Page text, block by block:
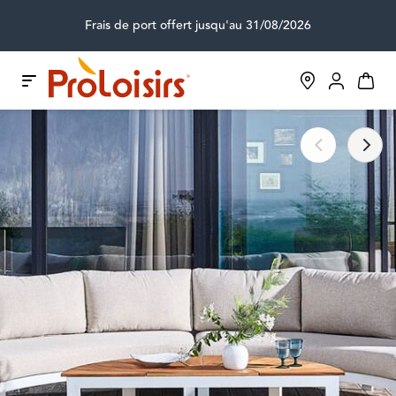
Frais de port offert jusqu'au 31/08/2026